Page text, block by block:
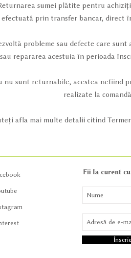
sumei plătite pentru
efectuată prin transfer bancar, direct
probleme sau defecte care
repararea acestuia în perioada
nu sunt returnabile, acestea nefiind
realizate la
afla mai multe detalii citind
Fii la curent